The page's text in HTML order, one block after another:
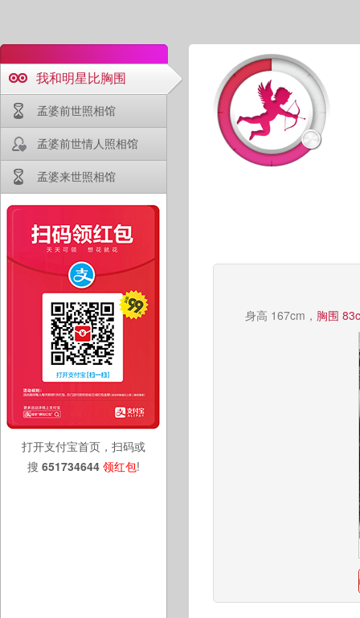
我和明星比胸围
孟婆前世照相馆
孟婆前世情人照相馆
孟婆来世照相馆
打开支付宝首页，扫码或
搜 651734644 领红包!
身高 167cm， 胸围